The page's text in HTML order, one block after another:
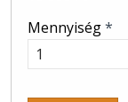
Mennyiség*